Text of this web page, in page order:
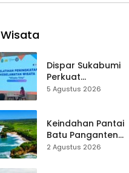
Wisata
Dispar Sukabumi
Perkuat
Keselamatan
Mitigasi hingga
Teknik Evakuasi
5 Agustus 2026
Keindahan Pantai
Batu Panganten
Mulai Dilirik
2 Agustus 2026